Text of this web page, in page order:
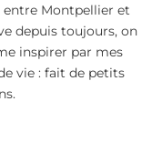
entre Montpellier et
depuis toujours, on
inspirer par mes
vie : fait de petits